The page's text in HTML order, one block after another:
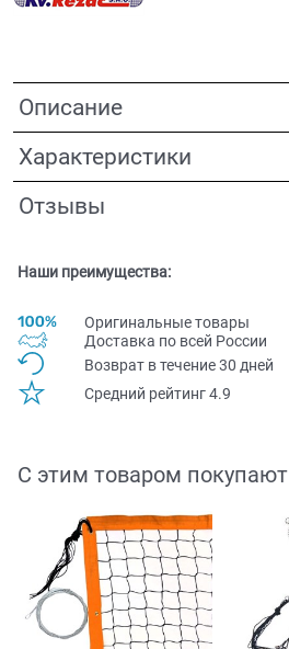
Описание
Характеристики
Отзывы
Наши преимущества:
Оригинальные товары
Доставка по всей Pоссии
Возврат в течение 30 дней
Средний рейтинг 4.9
С этим товаром покупают